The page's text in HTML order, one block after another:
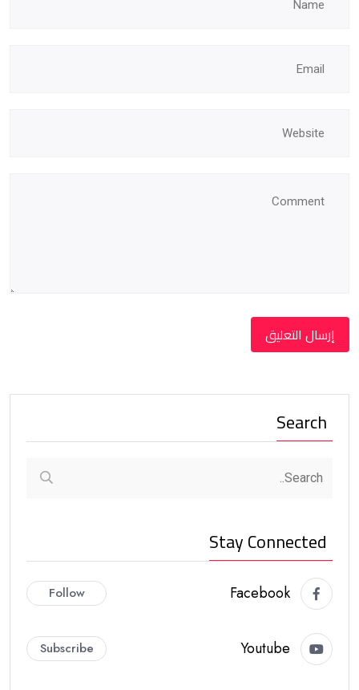
Search
Stay Connected
Facebook
Follow
Youtube
Subscribe